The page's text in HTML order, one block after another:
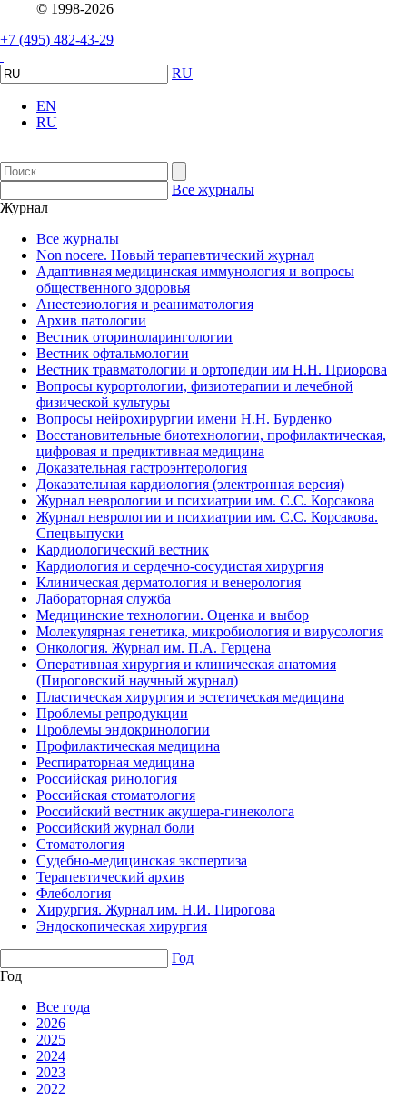
© 1998-2026
+7 (495) 482-43-29
RU
EN
RU
Все журналы
Журнал
Все журналы
Non nocere. Новый терапевтический журнал
Адаптивная медицинская иммунология и вопросы
общественного здоровья
Анестезиология и реаниматология
Архив патологии
Вестник оториноларингологии
Вестник офтальмологии
Вестник травматологии и ортопедии им Н.Н. Приорова
Вопросы курортологии, физиотерапии и лечебной
физической культуры
Вопросы нейрохирургии имени Н.Н. Бурденко
Восстановительные биотехнологии, профилактическая,
цифровая и предиктивная медицина
Доказательная гастроэнтерология
Доказательная кардиология (электронная версия)
Журнал неврологии и психиатрии им. С.С. Корсакова
Журнал неврологии и психиатрии им. С.С. Корсакова.
Спецвыпуски
Кардиологический вестник
Кардиология и сердечно-сосудистая хирургия
Клиническая дерматология и венерология
Лабораторная служба
Медицинские технологии. Оценка и выбор
Молекулярная генетика, микробиология и вирусология
Онкология. Журнал им. П.А. Герцена
Оперативная хирургия и клиническая анатомия
(Пироговский научный журнал)
Пластическая хирургия и эстетическая медицина
Проблемы репродукции
Проблемы эндокринологии
Профилактическая медицина
Респираторная медицина
Российская ринология
Российская стоматология
Российский вестник акушера-гинеколога
Российский журнал боли
Стоматология
Судебно-медицинская экспертиза
Терапевтический архив
Флебология
Хирургия. Журнал им. Н.И. Пирогова
Эндоскопическая хирургия
Год
Год
Все года
2026
2025
2024
2023
2022